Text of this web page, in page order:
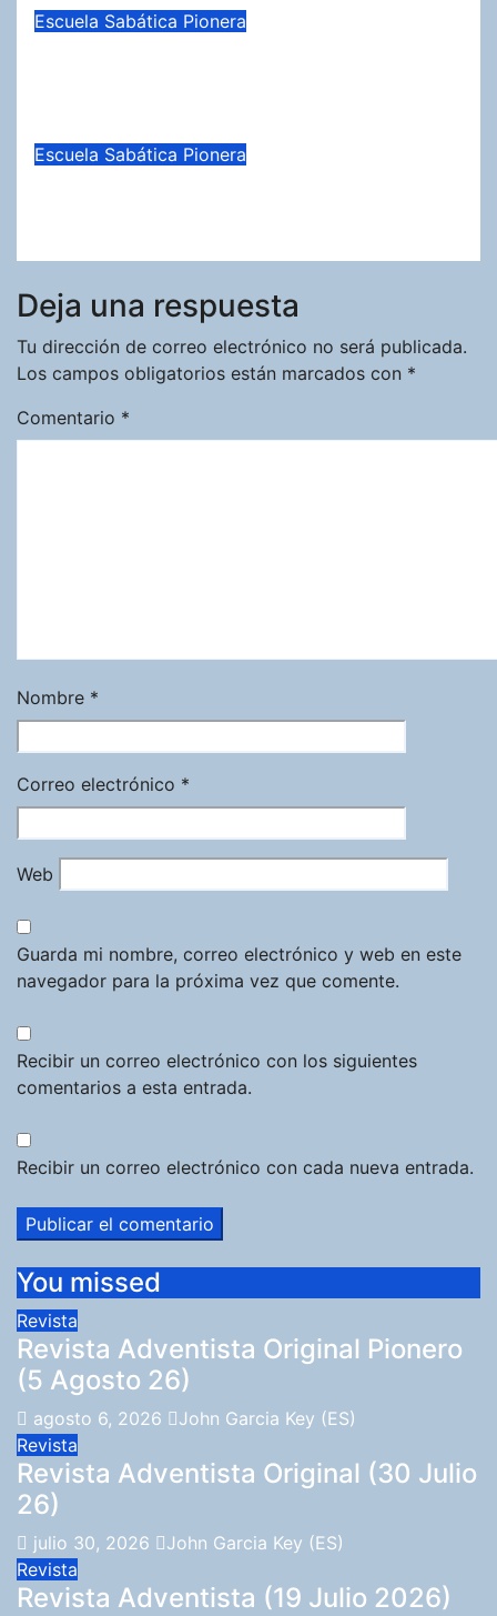
Escuela Sabática Pionera
Escuela Sabática Pionera
Deja una respuesta
Tu dirección de correo electrónico no será publicada.
Los campos obligatorios están marcados con *
Comentario *
Nombre *
Correo electrónico *
Web
Guarda mi nombre, correo electrónico y web en este
navegador para la próxima vez que comente.
Recibir un correo electrónico con los siguientes
comentarios a esta entrada.
Recibir un correo electrónico con cada nueva entrada.
You missed
Revista
Revista Adventista Original Pionero
(5 Agosto 26)
agosto 6, 2026
John Garcia Key (ES)
Revista
Revista Adventista Original (30 Julio
26)
julio 30, 2026
John Garcia Key (ES)
Revista
Revista Adventista (19 Julio 2026)